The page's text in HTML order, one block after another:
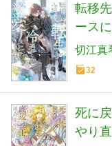
転移
ース
ェル
切江真
32
死に
やり